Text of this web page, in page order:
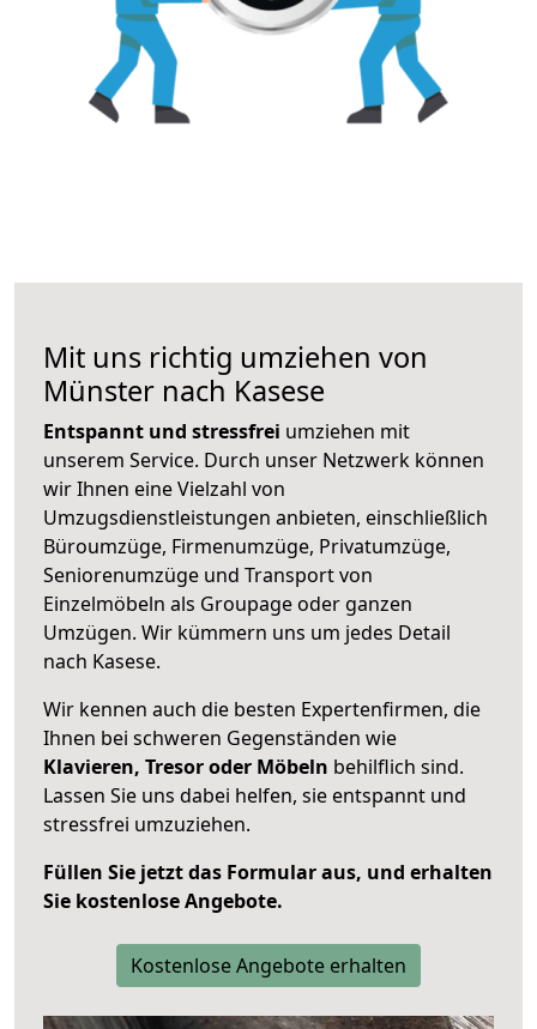
Mit uns richtig umziehen von
Münster nach Kasese
Entspannt und stressfrei umziehen mit
unserem Service. Durch unser Netzwerk können
wir Ihnen eine Vielzahl von
Umzugsdienstleistungen anbieten, einschließlich
Büroumzüge, Firmenumzüge, Privatumzüge,
Seniorenumzüge und Transport von
Einzelmöbeln als Groupage oder ganzen
Umzügen. Wir kümmern uns um jedes Detail
nach Kasese.
Wir kennen auch die besten Expertenfirmen, die
Ihnen bei schweren Gegenständen wie
Klavieren, Tresor oder Möbeln behilflich sind.
Lassen Sie uns dabei helfen, sie entspannt und
stressfrei umzuziehen.
Füllen Sie jetzt das Formular aus, und erhalten
Sie kostenlose Angebote.
Kostenlose Angebote erhalten